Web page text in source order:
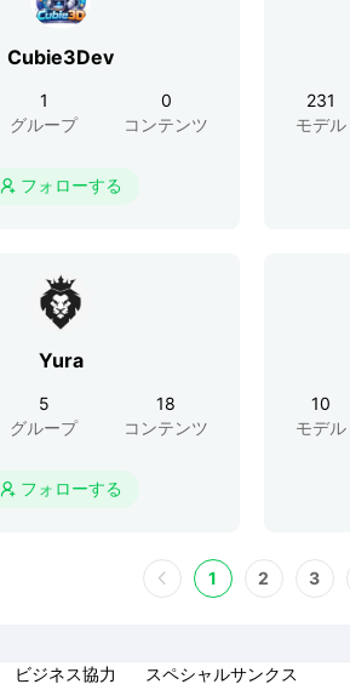
Cubie3Dev
1
グループ
0
コンテンツ
 フォローする
231
モデル
Yura
5
グループ
18
コンテンツ
 フォローする
10
モデル
1 2 3
ビジネス協力 スペシャルサンクス